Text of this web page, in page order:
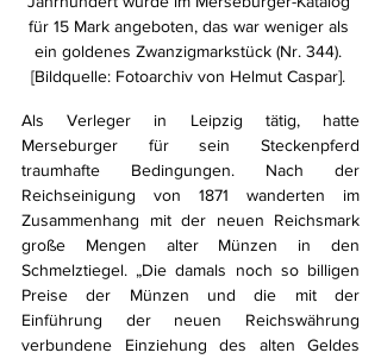
für 15 Mark angeboten, das war weniger als
ein goldenes Zwanzigmarkstück (Nr. 344).
[Bildquelle: Fotoarchiv von Helmut Caspar].
Als Verleger in Leipzig tätig, hatte
Merseburger für sein Steckenpferd
traumhafte Bedingungen. Nach der
Reichseinigung von 1871 wanderten im
Zusammenhang mit der neuen Reichsmark
große Mengen alter Münzen in den
Schmelztiegel. „Die damals noch so billigen
Preise der Münzen und die mit der
Einführung der neuen Reichswährung
verbundene Einziehung des alten Geldes